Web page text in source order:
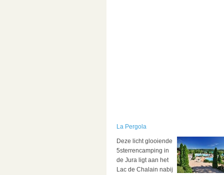
La Pergola
Deze licht glooiende
5sterrencamping in
de Jura ligt aan het
Lac de Chalain nabij